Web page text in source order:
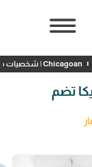
Chicagoan | شخصيات محلية
تضم